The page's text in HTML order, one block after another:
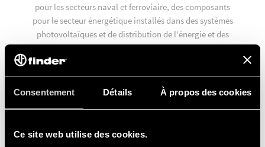
Consentement Détails À propos des cookies
Ce site web utilise des cookies.
pour les secteurs naval et ferroviaire, des composants
pour le secteur énergétique installés dans des systèmes
photovoltaïques et de distribution de l'énergie et des
produits spécifiques dédiés à la mobilité verte.
SOLUTIONS